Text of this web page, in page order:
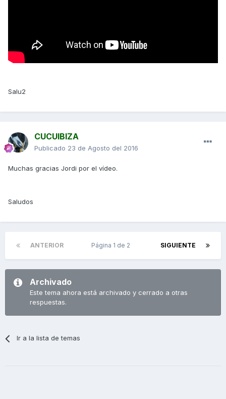
Salu2
CUCUIBIZA
Publicado 23 de Agosto del 2016
Muchas gracias Jordi por el vídeo.
Saludos
ANTERIOR SIGUIENTE
Página 1 de 2
Archivado
Este tema ahora está archivado y cerrado a otras
respuestas.
Ir a la lista de temas